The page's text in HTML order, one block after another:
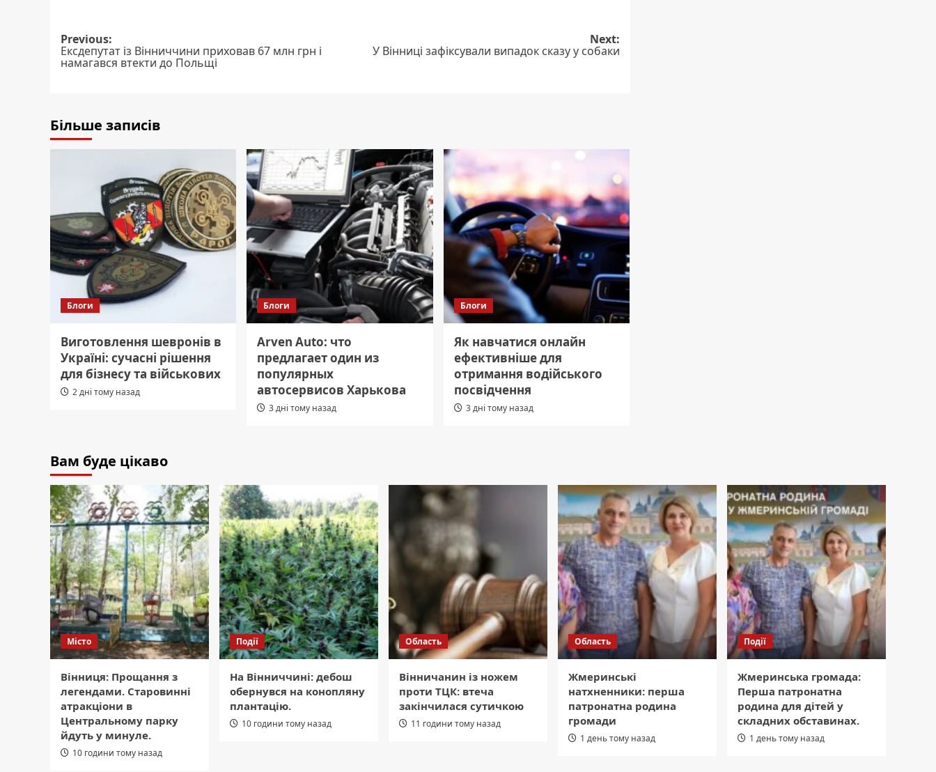
Post
navigation
Previous:
Ексдепутат із Вінниччини приховав 67 млн грн і
намагався втекти до Польщі
Next:
У Вінниці зафіксували випадок сказу у собаки
Більше записів
Блоги
Виготовлення шевронів в
Україні: сучасні рішення
для бізнесу та військових
2 дні тому назад
Блоги
Arven Auto: что
предлагает один из
популярных
автосервисов Харькова
3 дні тому назад
Блоги
Як навчатися онлайн
ефективніше для
отримання водійського
посвідчення
3 дні тому назад
Вам буде цікаво
Місто
Вінниця: Прощання з
легендами. Старовинні
атракціони в
Центральному парку
йдуть у минуле.
10 години тому назад
Події
На Вінниччині: дебош
обернувся на конопляну
плантацію.
10 години тому назад
Область
Вінничанин із ножем
проти ТЦК: втеча
закінчилася сутичкою
11 години тому назад
Область
Жмеринські
натхненники: перша
патронатна родина
громади
1 день тому назад
Події
Жмеринська громада:
Перша патронатна
родина для дітей у
складних обставинах.
1 день тому назад